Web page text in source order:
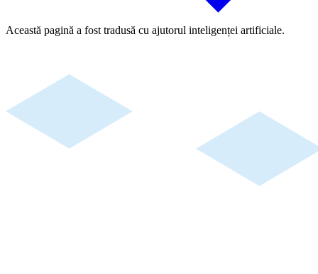
Această pagină a fost tradusă cu ajutorul inteligenței artificiale.